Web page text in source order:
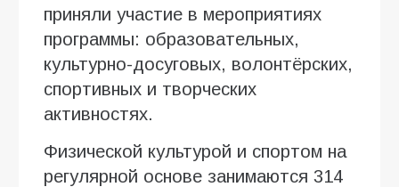
приняли участие в мероприятиях
программы: образовательных,
культурно-досуговых, волонтёрских,
спортивных и творческих
активностях.
Физической культурой и спортом на
регулярной основе занимаются 314